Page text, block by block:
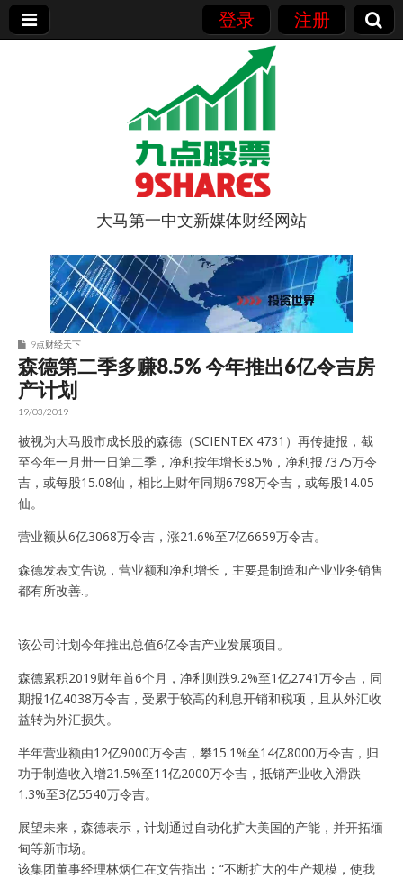
登录 注册
9点股票
大马第一中文新媒体财经网站
9点财经天下
森德第二季多赚8.5% 今年推出6亿令吉房
产计划
19/03/2019
被视为大马股市成长股的森德（SCIENTEX 4731）再传捷报，截
至今年一月卅一日第二季，净利按年增长8.5%，净利报7375万令
吉，或每股15.08仙，相比上财年同期6798万令吉，或每股14.05
仙。
营业额从6亿3068万令吉，涨21.6%至7亿6659万令吉。
森德发表文告说，营业额和净利增长，主要是制造和产业业务销售
都有所改善.。
该公司计划今年推出总值6亿令吉产业发展项目。
森德累积2019财年首6个月，净利则跌9.2%至1亿2741万令吉，同
期报1亿4038万令吉，受累于较高的利息开销和税项，且从外汇收
益转为外汇损失。
半年营业额由12亿9000万令吉，攀15.1%至14亿8000万令吉，归
功于制造收入增21.5%至11亿2000万令吉，抵销产业收入滑跌
1.3%至3亿5540万令吉。
展望未来，森德表示，计划通过自动化扩大美国的产能，并开拓缅
甸等新市场。
该集团董事经理林炳仁在文告指出：“不断扩大的生产规模，使我